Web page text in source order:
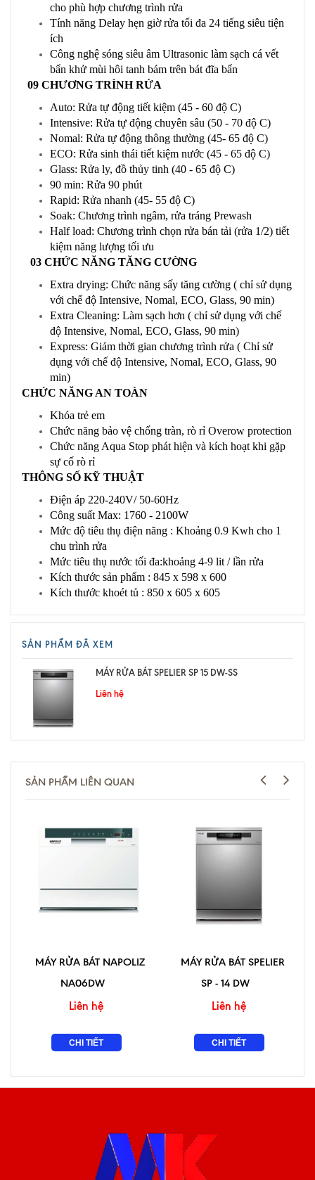
cho phù hợp chương trình rửa
Tính năng Delay hẹn giờ rửa tối đa 24 tiếng siêu tiện
ích
Công nghệ sóng siêu âm Ultrasonic làm sạch cá vết
bẩn khử mùi hôi tanh bám trên bát đĩa bẩn
09 CHƯƠNG TRÌNH RỬA
Auto: Rửa tự động tiết kiệm (45 - 60 độ C)
Intensive: Rửa tự động chuyên sâu (50 - 70 độ C)
Nomal: Rửa tự động thông thường (45- 65 độ C)
ECO: Rửa sinh thái tiết kiệm nước (45 - 65 độ C)
Glass: Rửa ly, đồ thủy tinh (40 - 65 độ C)
90 min: Rửa 90 phút
Rapid: Rửa nhanh (45- 55 độ C)
Soak: Chương trình ngâm, rửa tráng Prewash
Half load: Chương trình chọn rửa bán tải (rửa 1/2) tiết
kiệm năng lượng tối ưu
03 CHỨC NĂNG TĂNG CƯỜNG
Extra drying: Chức năng sấy tăng cường ( chỉ sử dụng
với chế độ Intensive, Nomal, ECO, Glass, 90 min)
Extra Cleaning: Làm sạch hơn ( chỉ sử dụng với chế
độ Intensive, Nomal, ECO, Glass, 90 min)
Express: Giảm thời gian chương trình rửa ( Chỉ sử
dụng với chế độ Intensive, Nomal, ECO, Glass, 90
min)
CHỨC NĂNG AN TOÀN
Khóa trẻ em
Chức năng bảo vệ chống tràn, rò rỉ Overow protection
Chức năng Aqua Stop phát hiện và kích hoạt khi gặp
sự cố rò rỉ
THÔNG SỐ KỸ THUẬT
Điện áp 220-240V/ 50-60Hz
Công suất Max: 1760 - 2100W
Mức độ tiêu thụ điện năng : Khoảng 0.9 Kwh cho 1
chu trình rửa
Mức tiêu thụ nước tối đa:khoảng 4-9 lit / lần rửa
Kích thước sản phẩm : 845 x 598 x 600
Kích thước khoét tủ : 850 x 605 x 605
SẢN PHẨM ĐÃ XEM
MÁY RỬA BÁT SPELIER SP 15 DW-SS
Liên hệ
SẢN PHẨM LIÊN QUAN
MÁY RỬA BÁT NAPOLIZ
NA06DW
Liên hệ
CHI TIẾT
MÁY RỬA BÁT SPELIER
SP - 14 DW
Liên hệ
CHI TIẾT